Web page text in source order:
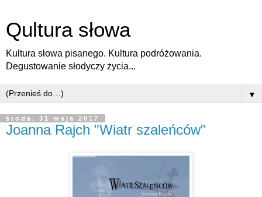
Qultura słowa
Kultura słowa pisanego. Kultura podróżowania.
Degustowanie słodyczy życia...
▼
środa, 31 maja 2017
Joanna Rajch "Wiatr szaleńców"